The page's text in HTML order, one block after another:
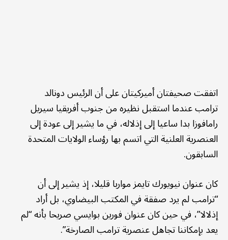
اتفقت صحيفتان أميركيتان على أن الرئيس دونالد
ترامب عندما استقبل نظيره من جنوب أفريقيا سيريل
رامافوزا بدا ساعيا إلى إذلاله، في ما يشير إلى عودة إلى
العنصرية العلنية التي اتسم بها رؤساء الولايات المتحدة
السابقون.
كان عنوان نيويورك تايمز مواربا قليلا، إذ يشير إلى أن
“ترامب لم يرد صفقة في المكتب البيضاوي، بل أراد
إذلالا”، في حين كان عنوان فورين بوايسي صريحا بأنه “لم
يعد بإمكاننا تجاهل عنصرية ترامب الصارخة”.